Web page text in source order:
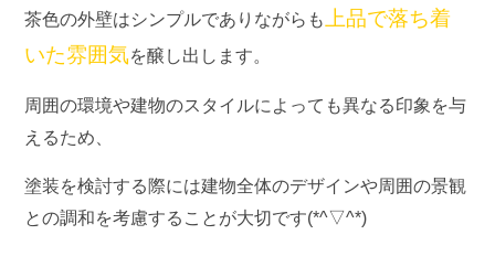
茶色の外壁はシンプルでありながらも
上品で落ち着
いた雰囲気を醸し出します。
周囲の環境や建物のスタイルによっても異なる印象を与
えるため、
塗装を検討する際には建物全体のデザインや周囲の景観
との調和を考慮することが大切です(*^▽^*)